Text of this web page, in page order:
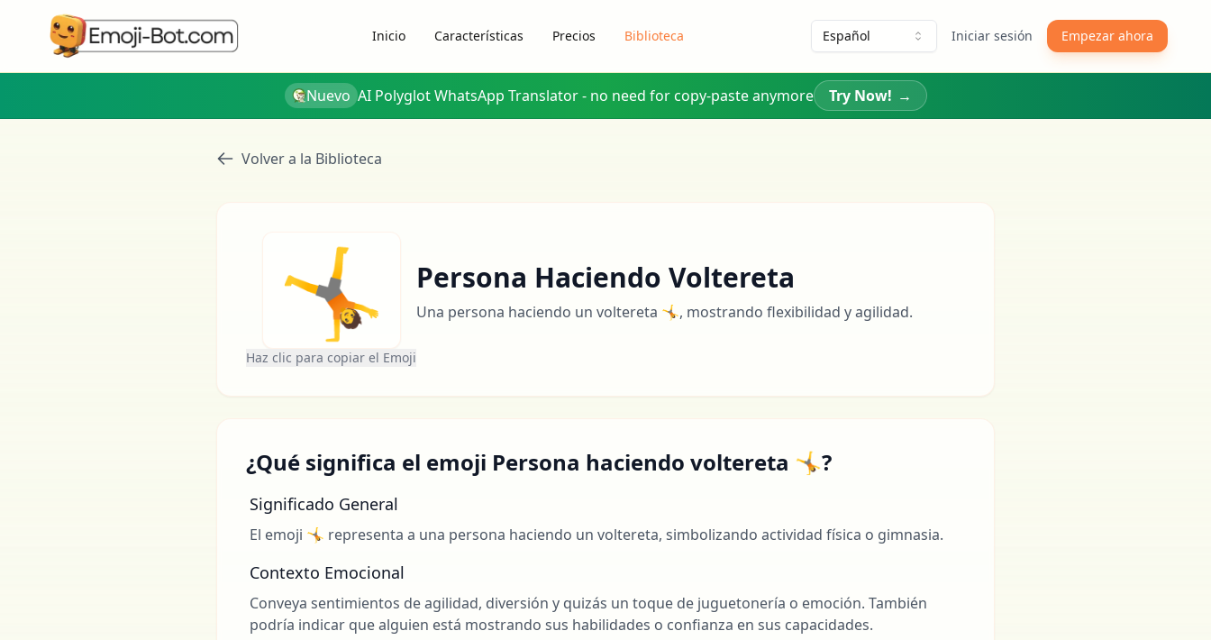
Inicio Características Precios Biblioteca Español Iniciar sesión Empezar ahora
Nuevo AI Polyglot WhatsApp Translator - no need for copy-paste anymore Try Now! →
Volver a la Biblioteca
🤸
Haz clic para copiar el Emoji
Persona Haciendo Voltereta
Una persona haciendo un voltereta 🤸, mostrando flexibilidad y agilidad.
¿Qué significa el emoji Persona haciendo voltereta 🤸?
Significado General
El emoji 🤸 representa a una persona haciendo un voltereta, simbolizando actividad física o gimnasia.
Contexto Emocional
Conveya sentimientos de agilidad, diversión y quizás un toque de juguetonería o emoción. También
podría indicar que alguien está mostrando sus habilidades o confianza en sus capacidades.